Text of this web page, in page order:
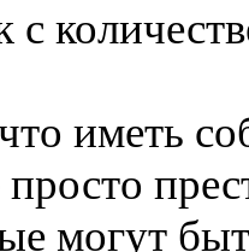
с
иметь
просто
могут